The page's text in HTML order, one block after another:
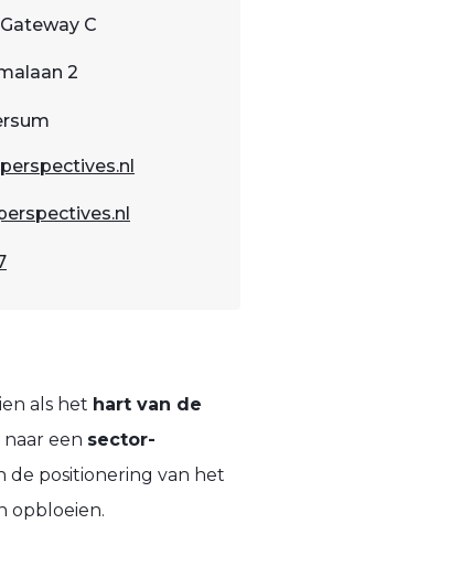
C
2
als het hart van de
een sector-
de positionering van het
opbloeien.